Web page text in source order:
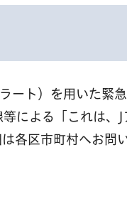
ート）を用いた緊
による「これは、J
各区市町村へお問